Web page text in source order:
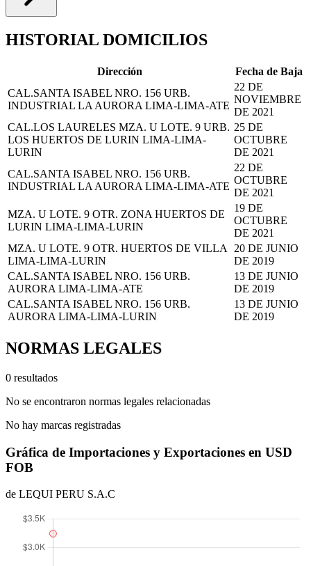
HISTORIAL DOMICILIOS
Dirección
Fecha de Baja
CAL.SANTA ISABEL NRO. 156 URB.
INDUSTRIAL LA AURORA LIMA-LIMA-ATE
22 DE
NOVIEMBRE
DE 2021
CAL.LOS LAURELES MZA. U LOTE. 9 URB.
LOS HUERTOS DE LURIN LIMA-LIMA-
LURIN
25 DE
OCTUBRE
DE 2021
CAL.SANTA ISABEL NRO. 156 URB.
INDUSTRIAL LA AURORA LIMA-LIMA-ATE
22 DE
OCTUBRE
DE 2021
MZA. U LOTE. 9 OTR. ZONA HUERTOS DE
LURIN LIMA-LIMA-LURIN
19 DE
OCTUBRE
DE 2021
MZA. U LOTE. 9 OTR. HUERTOS DE VILLA
LIMA-LIMA-LURIN
20 DE JUNIO
DE 2019
CAL.SANTA ISABEL NRO. 156 URB.
AURORA LIMA-LIMA-ATE
13 DE JUNIO
DE 2019
CAL.SANTA ISABEL NRO. 156 URB.
AURORA LIMA-LIMA-LURIN
13 DE JUNIO
DE 2019
NORMAS LEGALES
0 resultados
No se encontraron normas legales relacionadas
No hay marcas registradas
Gráfica de Importaciones y Exportaciones en USD
FOB
de LEQUI PERU S.A.C